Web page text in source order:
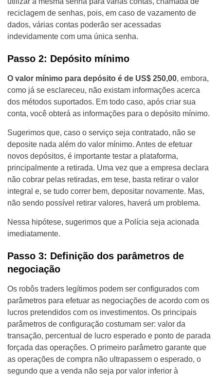
reciclagem de senhas, pois, em caso de vazamento de
dados, várias contas poderão ser acessadas
indevidamente com uma única senha.
Passo 2: Depósito mínimo
O valor mínimo para depósito é de US$ 250,00, embora,
como já se esclareceu, não existam informações acerca
dos métodos suportados. Em todo caso, após criar sua
conta, você obterá as informações para o depósito mínimo.
Sugerimos que, caso o serviço seja contratado, não se
deposite nada além do valor mínimo. Antes de efetuar
novos depósitos, é importante testar a plataforma,
principalmente a retirada. Uma vez que a empresa declara
não cobrar pelas retiradas, em tese, basta retirar o valor
integral e, se tudo correr bem, depositar novamente. Mas,
não sendo possível retirar valores, haverá um problema.
Nessa hipótese, sugerimos que a Polícia seja acionada
imediatamente.
Passo 3: Definição dos parâmetros de
negociação
Os robôs traders legítimos podem ser configurados com
parâmetros para efetuar as negociações de acordo com os
lucros pretendidos com os investimentos. Os principais
parâmetros de configuração costumam ser: valor da
transação, percentual de lucro esperado e ponto de parada
forçada das operações. O primeiro parâmetro garante que
as operações de compra não ultrapassem o esperado, o
segundo que a venda não seja por valor inferior à